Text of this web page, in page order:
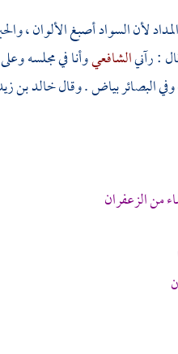
لأن السواد أصبغ الألوان ،
: رآنيالشافعيوأنا في مجلسه
وفي البصائر بياض . وقالخالد بن
من الزعفران